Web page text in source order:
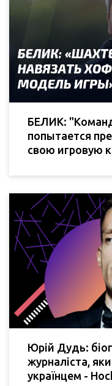
БЕЛИК:
попытается
свою игровую
Юрій Дудь:
журналіста,
українцем -